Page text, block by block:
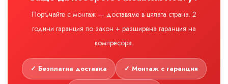
Поръчайте с монтаж — доставяме в цялата страна. 2
години гаранция по закон + разширена гаранция на
компресора.
✓ Безплатна доставка ✓ Монтаж с гаранция